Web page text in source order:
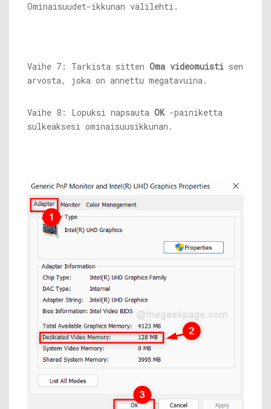
Ominaisuudet-ikkunan välilehti.
Vaihe 7: Tarkista sitten Oma videomuisti sen
arvosta, joka on annettu megatavuina.
Vaihe 8: Lopuksi napsauta OK -painiketta
sulkeaksesi ominaisuusikkunan.